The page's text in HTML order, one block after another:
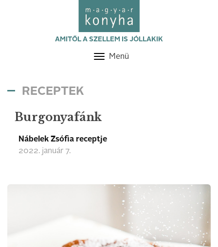
AMITŐL A SZELLEM IS JÓLLAKIK
Toggle
Menü
RECEPTEK
Burgonyafánk
Nábelek Zsófia receptje
2022. január 7.